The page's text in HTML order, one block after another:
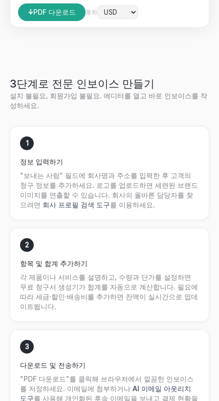
↓PDF 다운로드 통화
3단계로 전문 인보이스 만들기
설치 불필요, 회원가입 불필요. 에디터를 열고 바로 인보이스를 작
성하세요.
1
정보 입력하기
"보내는 사람" 필드에 회사명과 주소를 입력한 후 고객의
청구 정보를 추가하세요. 로고를 업로드하면 세련된 브랜드
이미지를 연출할 수 있습니다. 회사의 올바른 담당자를 찾
으려면 회사 프로필 검색 도구를 이용하세요.
2
항목 및 합계 추가하기
각 제품이나 서비스를 설명하고, 수량과 단가를 설정하면
무료 청구서 생성기가 합계를 자동으로 계산합니다. 필요에
따라 세금·할인·배송비를 추가하면 잔액이 실시간으로 업데
이트됩니다.
3
다운로드 및 전송하기
"PDF 다운로드"를 클릭해 브라우저에서 깔끔한 인보이스
를 저장하세요. 이메일에 첨부하거나 AI 이메일 아웃리치
도구를 사용해 개인화된 후속 이메일을 보내고 결제 현황을